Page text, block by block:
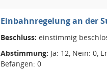
Einbahnregelung an der
Beschluss: einstimmig
Abstimmung: Ja: 12, Nein: 0,
Befangen: 0